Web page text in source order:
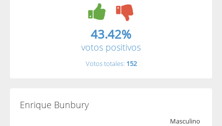
43.42%
votos positivos
Votos totales: 152
Enrique Bunbury
Masculino